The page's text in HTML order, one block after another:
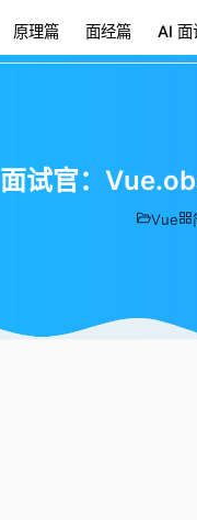
原理篇 面经篇 AI 面
面试官：
Vue